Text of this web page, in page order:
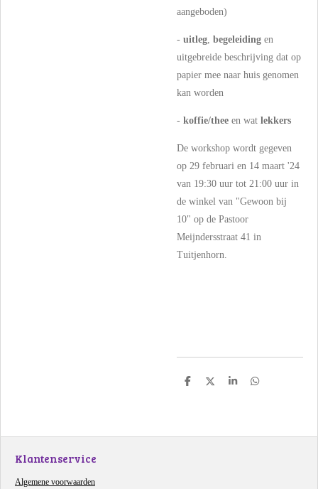
aangeboden)
- uitleg, begeleiding en
uitgebreide beschrijving dat op
papier mee naar huis genomen
kan worden
- koffie/thee en wat lekkers
De workshop wordt gegeven
op 29 februari en 14 maart '24
van 19:30 uur tot 21:00 uur in
de winkel van "Gewoon bij
10" op de Pastoor
Meijndersstraat 41 in
Tuitjenhorn.
D
D
S
D
Klantenservice
Algemene voorwaarden